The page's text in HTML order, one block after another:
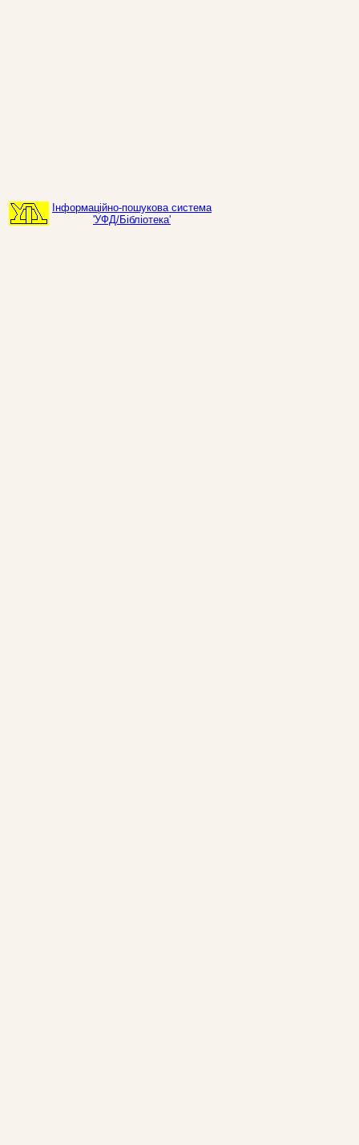
Інформаційно-пошукова система
'УФД/Бібліотека'